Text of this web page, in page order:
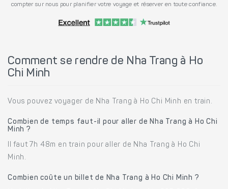
compter sur nous pour planifier votre voyage et réserver en toute confiance.
Comment se rendre de Nha Trang à Ho
Chi Minh
Vous pouvez voyager de Nha Trang à Ho Chi Minh en train.
Combien de temps faut-il pour aller de Nha Trang à Ho Chi
Minh ?
Il faut 7h 48m en train pour aller de Nha Trang à Ho Chi
Minh.
Combien coûte un billet de Nha Trang à Ho Chi Minh ?